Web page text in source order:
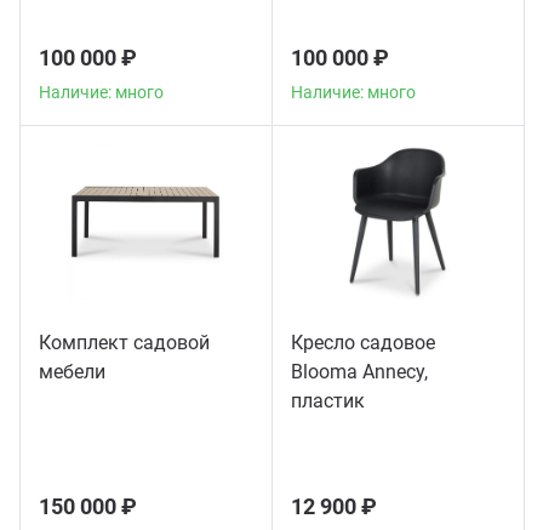
100 000 ₽
Наличие: много
100 000 ₽
Наличие: много
Комплект садовой
мебели
150 000 ₽
Кресло садовое
Blooma Annecy,
пластик
12 900 ₽